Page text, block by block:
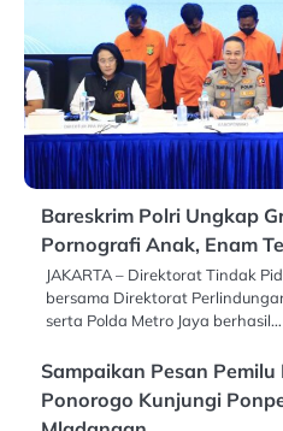
Bareskrim Polri Ungkap
Pornografi Anak, Enam
JAKARTA – Direktorat Tindak
bersama Direktorat
serta Polda Metro Jaya berhasil…
Sampaikan Pesan
Ponorogo Kunjungi